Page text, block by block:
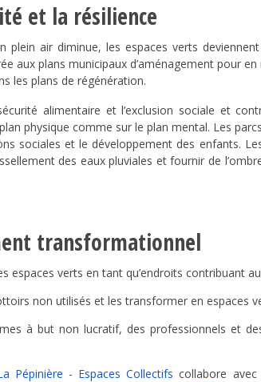
et la résilience
air diminue, les espaces verts
aux plans municipaux d’aménagement pour
les plans de régénération.
alimentaire et l’exclusion sociale et
physique comme sur le plan mental. Les
sociales et le développement des enfants.
des eaux pluviales et fournir de
transformationnel
espaces verts en tant qu’endroits contribuant
non utilisés et les transformer en espaces
à but non lucratif, des professionnels et
Pépinière - Espaces Collectifs collabore